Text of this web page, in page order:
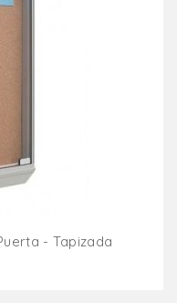
- Tapizada